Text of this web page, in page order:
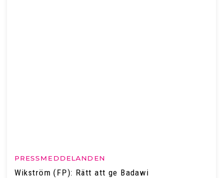
PRESSMEDDELANDEN
Wikström (FP): Rätt att ge Badawi